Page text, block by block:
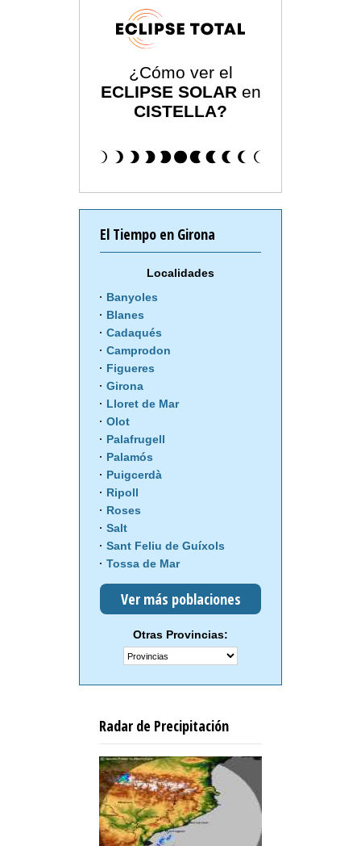
¿Cómo ver el
ECLIPSE SOLAR en
CISTELLA?
El Tiempo en Girona
Localidades
Banyoles
Blanes
Cadaqués
Camprodon
Figueres
Girona
Lloret de Mar
Olot
Palafrugell
Palamós
Puigcerdà
Ripoll
Roses
Salt
Sant Feliu de Guíxols
Tossa de Mar
Ver más poblaciones
Otras Provincias:
Radar de Precipitación